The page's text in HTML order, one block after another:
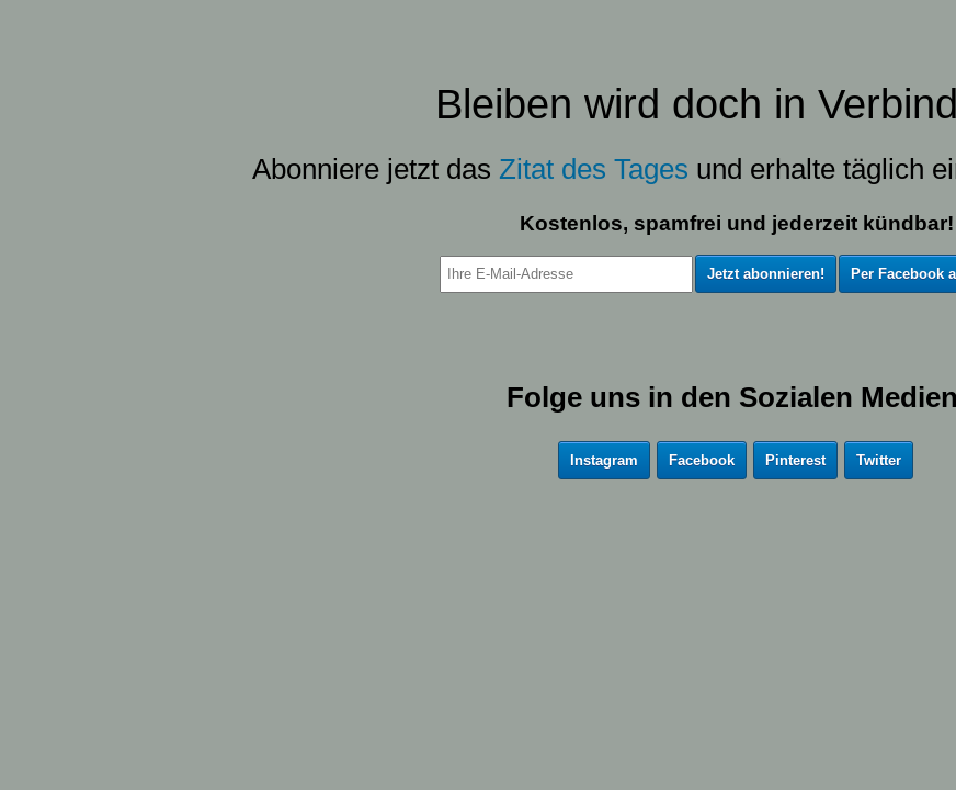
Bleiben wird doch in
Abonniere jetzt das Zitat des Tages und erhalte täglich
Kostenlos, spamfrei und jederzeit kündbar!
Per Facebook
Folge uns in den Sozialen
Instagram Facebook Pinterest Twitter